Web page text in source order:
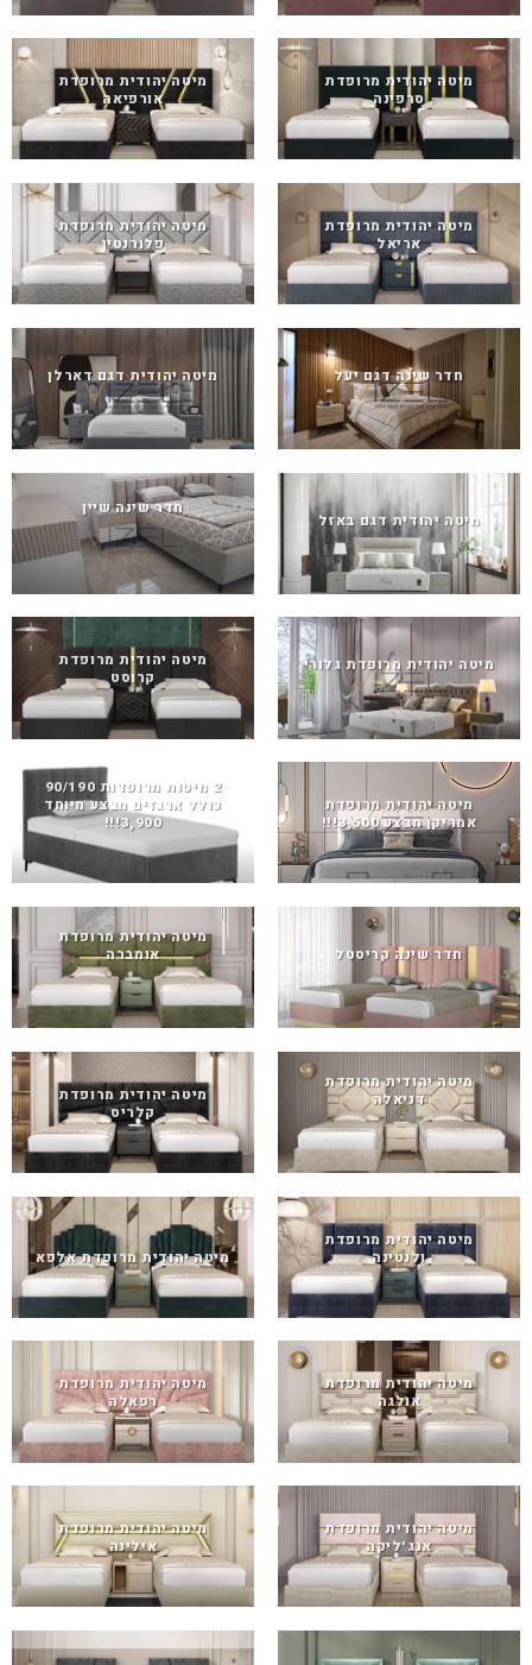
מיטה יהודית מרופדת
סרפינה
מיטה יהודית מרופדת
אורפיאה
מיטה יהודית מרופדת
אריאל
מיטה יהודית מרופדת
פלורנטין
חדר שינה דגם יעל מיטה יהודית דגם דארלן
מיטה יהודית דגם באזל
חדר שינה שיין
מיטה יהודית מרופדת גלורי
מיטה יהודית מרופדת
קרוסט
מיטה יהודית מרופדת
אמריקן מבצע 3,500!!!
2 מיטות מרופדות 90/190
כולל ארגזים מבצע מיוחד
3,900!!!
חדר שינה קריסטל
מיטה יהודית מרופדת
אומברה
מיטה יהודית מרופדת
דניאלה
מיטה יהודית מרופדת
קלריס
מיטה יהודית מרופדת
ולנטינה
מיטה יהודית מרופדת אלפא
מיטה יהודית מרופדת
אולגה
מיטה יהודית מרופדת
רפאלה
מיטה יהודית מרופדת
אנג'ליקה
מיטה יהודית מרופדת
אילינה